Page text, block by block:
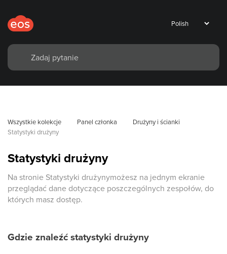
Wszystkie kolekcje Panel członka
Drużyny i ścianki
Statystyki drużyny
Statystyki drużyny
Na stronie Statystyki drużynymożesz na jednym ekranie
przeglądać dane dotyczące poszczególnych zespołów, do
których masz dostęp.
Gdzie znaleźć statystyki drużyny